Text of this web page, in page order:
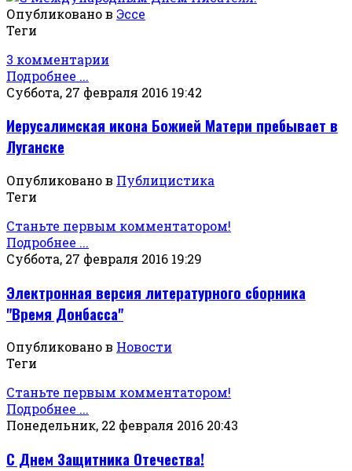
Опубликовано в Эссе
Теги
3 комментарии
Подробнее ...
Суббота, 27 февраля 2016 19:42
Иерусалимская икона Божией Матери пребывает в
Луганске
Опубликовано в Публицистика
Теги
Станьте первым комментатором!
Подробнее ...
Суббота, 27 февраля 2016 19:29
Электронная версия литературного сборника
"Время Донбасса"
Опубликовано в Новости
Теги
Станьте первым комментатором!
Подробнее ...
Понедельник, 22 февраля 2016 20:43
С Днем Защитника Отечества!